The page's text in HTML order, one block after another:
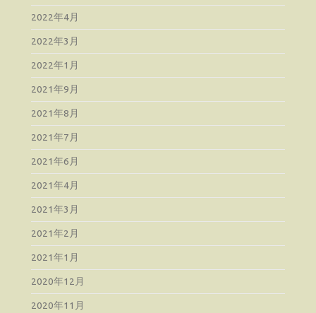
2022年4月
2022年3月
2022年1月
2021年9月
2021年8月
2021年7月
2021年6月
2021年4月
2021年3月
2021年2月
2021年1月
2020年12月
2020年11月